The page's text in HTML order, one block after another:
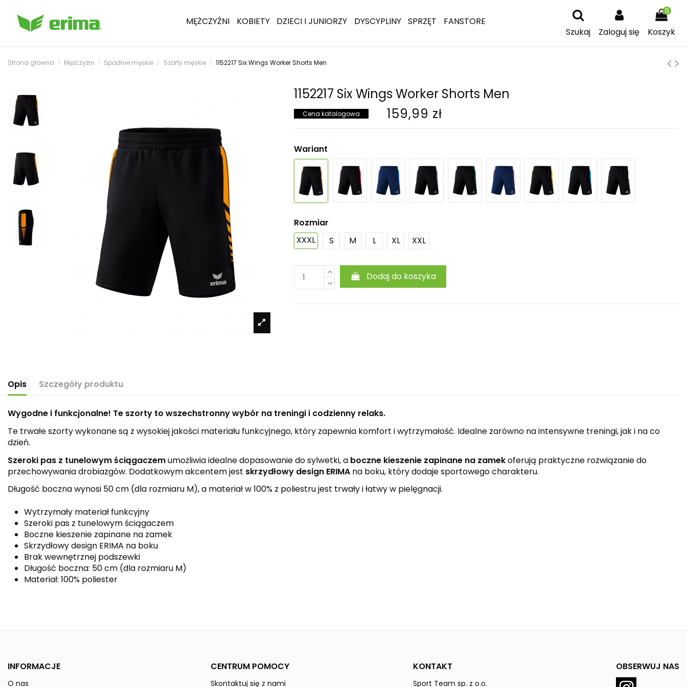
MĘŻCZYŹNI KOBIETY DZIECI I JUNIORZY DYSCYPLINY SPRZĘT
FANSTORE
Szukaj
Zaloguj się
0
Koszyk
Strona główna Mężczyźni Spodnie męskie Szorty męskie 1152217 Six Wings Worker Shorts Men
1152217 Six Wings Worker Shorts Men
Cena katalogowa 159,99 zł
Wariant
Rozmiar
XXXL
S M L XL XXL
Dodaj do koszyka
Opis Szczegóły produktu
Wygodne i funkcjonalne! Te szorty to wszechstronny wybór na treningi i codzienny relaks.
Te trwałe szorty wykonane są z wysokiej jakości materiału funkcyjnego, który zapewnia komfort i wytrzymałość. Idealne zarówno na intensywne treningi, jak i na co
dzień.
Szeroki pas z tunelowym ściągaczemumożliwia idealne dopasowanie do sylwetki, a boczne kieszenie zapinane na zamekoferują praktyczne rozwiązanie do
przechowywania drobiazgów. Dodatkowym akcentem jest skrzydłowy design ERIMA na boku, który dodaje sportowego charakteru.
Długość boczna wynosi 50 cm (dla rozmiaru M), a materiał w 100% z poliestru jest trwały i łatwy w pielęgnacji.
Wytrzymały materiał funkcyjny
Szeroki pas z tunelowym ściągaczem
Boczne kieszenie zapinane na zamek
Skrzydłowy design ERIMA na boku
Brak wewnętrznej podszewki
Długość boczna: 50 cm (dla rozmiaru M)
Materiał: 100% poliester
Indeks
INFORMACJE
O nas
CENTRUM POMOCY
Skontaktuj się z nami
KONTAKT
Sport Team sp. z o.o.
OBSERWUJ NAS